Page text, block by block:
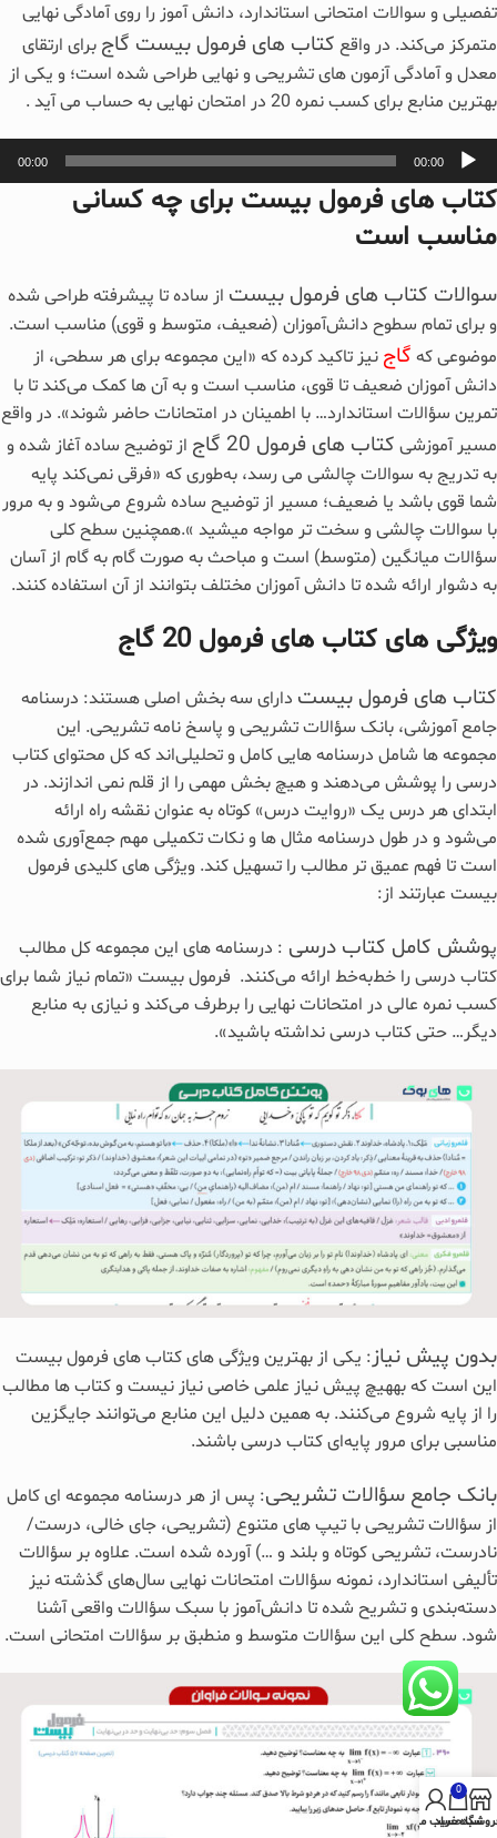
تفصیلی و سوالات امتحانی استاندارد، دانش‌ آموز را روی آمادگی نهایی
متمرکز می‌کند. در واقع کتاب های فرمول بیست گاج برای ارتقای
معدل و آمادگی آزمون‌ های تشریحی و نهایی طراحی شده است؛ و یکی از
بهترین منابع برای کسب نمره 20 در امتحان نهایی به حساب می آید .
00:00
00:00
کتاب های فرمول بیست برای چه کسانی
مناسب است
سوالات کتاب‌ های فرمول بیست از ساده تا پیشرفته طراحی شده
و برای تمام سطوح دانش‌آموزان (ضعیف، متوسط و قوی) مناسب است.
موضوعی که گاج نیز تاکید کرده که «این مجموعه برای هر سطحی، از
دانش‌ آموزان ضعیف تا قوی، مناسب است و به آن‌ ها کمک می‌کند تا با
تمرین سؤالات استاندارد… با اطمینان در امتحانات حاضر شوند». در واقع
مسیر آموزشی کتاب های فرمول 20 گاج
از توضیح ساده آغاز شده و
به تدریج به سوالات چالشی می‌ رسد، به‌طوری که «فرقی نمی‌کند پایه‌
شما قوی باشد یا ضعیف؛ مسیر از توضیح ساده شروع می‌شود و به مرور
با سوالات چالشی و سخت تر مواجه میشید ».همچنین سطح کلی
سؤالات میانگین (متوسط) است و مباحث به صورت گام‌ به‌ گام از آسان
به دشوار ارائه شده تا دانش‌ آموزان مختلف بتوانند از آن استفاده کنند.
ویژگی های کتاب های فرمول 20 گاج
کتاب‌ های فرمول بیست دارای سه بخش اصلی هستند: درسنامه
جامع آموزشی، بانک سؤالات تشریحی و پاسخ‌ نامه تشریحی. این
مجموعه‌ ها شامل درسنامه‌ هایی کامل و تحلیلی‌اند که کل محتوای کتاب
درسی را پوشش می‌دهند و هیچ بخش مهمی را از قلم نمی‌ اندازند. در
ابتدای هر درس یک «روایت درس» کوتاه به‌ عنوان نقشه راه ارائه
می‌شود و در طول درسنامه مثال‌ ها و نکات تکمیلی مهم جمع‌آوری شده
است تا فهم عمیق‌ تر مطالب را تسهیل کند. ویژگی‌ های کلیدی فرمول
بیست عبارتند از:
پوشش کامل کتاب درسی : درسنامه‌ های این مجموعه کل مطالب
کتاب درسی را خط‌به‌خط ارائه می‌کنند. فرمول بیست «تمام نیاز شما برای
کسب نمره عالی در امتحانات نهایی را برطرف می‌کند و نیازی به منابع
دیگر… حتی کتاب درسی نداشته باشید».
بدون پیش‌ نیاز: یکی از بهترین ویژگی های کتاب های فرمول بیست
این است که بههیچ پیش‌ نیاز علمی خاصی نیاز نیست و کتاب‌ ها مطالب
را از پایه شروع می‌کنند. به همین دلیل این منابع می‌توانند جایگزین
مناسبی برای مرور پایه‌ای کتاب درسی باشند.
بانک جامع سؤالات تشریحی: پس از هر درسنامه مجموعه‌ ای کامل
از سؤالات تشریحی با تیپ‌ های متنوع (تشریحی، جای خالی، درست/
نادرست، تشریحی کوتاه و بلند و …) آورده شده است. علاوه بر سؤالات
تألیفی استاندارد، نمونه سؤالات امتحانات نهایی سال‌های گذشته نیز
دسته‌بندی و تشریح شده تا دانش‌آموز با سبک سؤالات واقعی آشنا
شود. سطح کلی این سؤالات متوسط و منطبق بر سؤالات امتحانی است.
0
سبد خرید
حساب من